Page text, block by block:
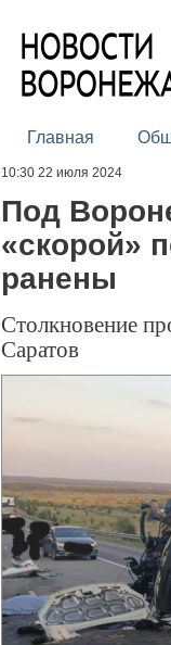
Главная
10:30 22 июля 2024
Под
«скорой»
ранены
Столкновение
Саратов